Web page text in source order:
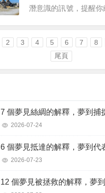
潛意識的訊號，提醒
功。 然而，從消極的
夢的人可能會在生活
此，你必須謹慎規劃支...
2 3 4 5 6 7 8
尾頁
2026-07-24
6 個夢見抵達的解釋，夢到代
2026-07-23